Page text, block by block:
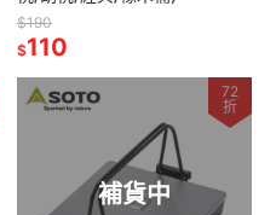
$190
$110
補貨中
72
折